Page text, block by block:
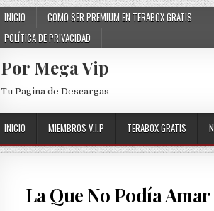
INICIO COMO SER PREMIUM EN TERABOX GRATIS
POLÍTICA DE PRIVACIDAD
Por Mega Vip
Tu Pagina de Descargas
INICIO MIEMBROS V.I.P TERABOX GRATIS
La Que No Podía